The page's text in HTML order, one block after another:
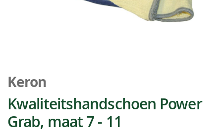
naar
het
begin
van
de
afbeeldingen-
Keron
Kwaliteitshandschoen Power
Grab, maat 7 - 11